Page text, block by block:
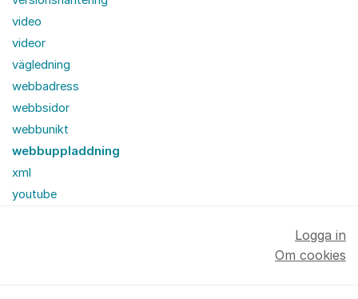
video
videor
vägledning
webbadress
webbsidor
webbunikt
webbuppladdning
xml
youtube
Logga in
Om cookies